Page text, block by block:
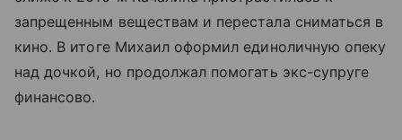
запрещенным веществам и перестала сниматься в
кино. В итоге Михаил оформил единоличную опеку
над дочкой, но продолжал помогать экс-супруге
финансово.